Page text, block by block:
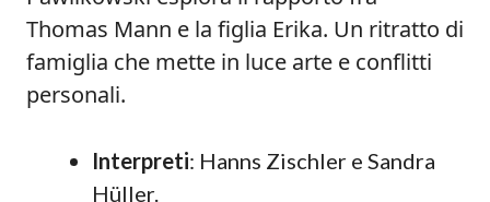
Thomas Mann e la figlia Erika. Un ritratto di
famiglia che mette in luce arte e conflitti
personali.
Interpreti: Hanns Zischler e Sandra
Hüller.